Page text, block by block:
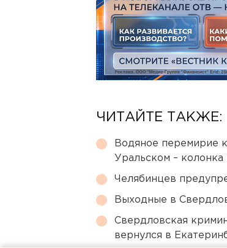
ЧИТАЙТЕ ТАКЖЕ:
Водяное перемирие
Уральском –
Челябинцев
Выходные в
Свердловская
вернулся в